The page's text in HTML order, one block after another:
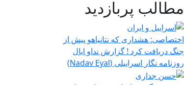
مطالب پربازدید
اختصاصی: هشداری که نتانیاهو پیش از
جنگ دریافت کرد ! گزارش نداو ایال
روزنامه نگار اسراییلی (Nadav Eyal)